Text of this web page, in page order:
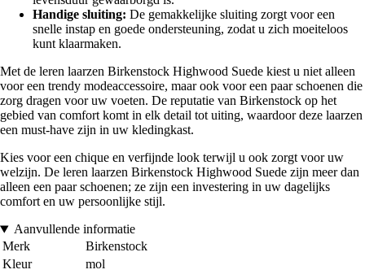
Handige sluiting: De gemakkelijke sluiting zorgt voor een
snelle instap en goede ondersteuning, zodat u zich moeiteloos
kunt klaarmaken.
Met de leren laarzen Birkenstock Highwood Suede kiest u niet alleen
voor een trendy modeaccessoire, maar ook voor een paar schoenen die
zorg dragen voor uw voeten. De reputatie van Birkenstock op het
gebied van comfort komt in elk detail tot uiting, waardoor deze laarzen
een must-have zijn in uw kledingkast.
Kies voor een chique en verfijnde look terwijl u ook zorgt voor uw
welzijn. De leren laarzen Birkenstock Highwood Suede zijn meer dan
alleen een paar schoenen; ze zijn een investering in uw dagelijks
comfort en uw persoonlijke stijl.
Aanvullende informatie
Merk
Birkenstock
Kleur
mol